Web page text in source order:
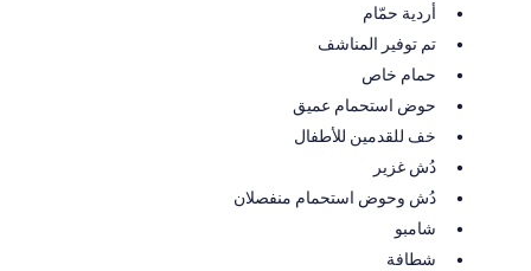
أردية حمّام
تم توفير المناشف
حمام خاص
حوض استحمام عميق
خف للقدمين للأطفال
دُش غزير
دُش وحوض استحمام منفصلان
شامبو
شطافة